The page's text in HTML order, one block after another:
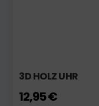
3D HOLZ UHR
12,95 €